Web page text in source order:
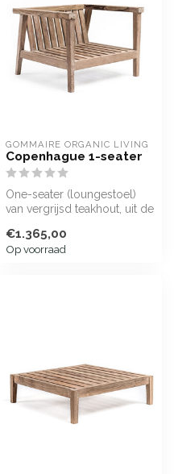
GOMMAIRE ORGANIC LIVING
Copenhague 1-seater
One-seater (loungestoel)
van vergrijsd teakhout, uit de
€1.365,00
Op voorraad